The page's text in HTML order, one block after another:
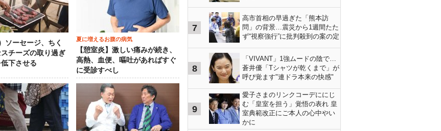
ソーセージ、ちく
チーズの取り過ぎ
下させる
夏に増えるお腹の病気
【憩室炎】激しい痛みが続き、
高熱、血便、嘔吐があればすぐ
に受診すべし
7
高市首相の早過ぎた「熊本訪
問」の背景…震災から1週間たた
ず“視察強行”に批判殺到の案の定
8
「VIVANT」1強ムードの陰で…
蒼井優「Tシャツが乾くまで」が
呼び覚ます"連ドラ本来の快感"
9
愛子さまのリンクコーデににじ
む「皇室を担う」覚悟の表れ 皇
室典範改正にご本人の心中やい
かに